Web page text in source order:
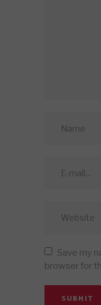
Save my
browser for
SUBMIT